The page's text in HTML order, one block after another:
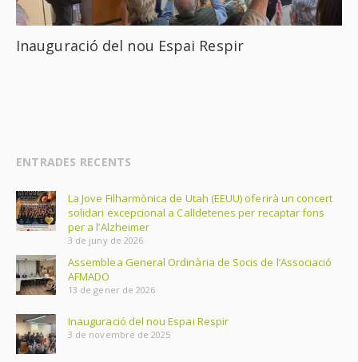
Inauguració del nou Espai Respir
ENTRADES RECENTS
La Jove Filharmònica de Utah (EEUU) oferirà un concert
solidari excepcional a Calldetenes per recaptar fons
per a l’Alzheimer
3 de juny de 2026
Assemblea General Ordinària de Socis de l’Associació
AFMADO
13 de gener de 2026
Inauguració del nou Espai Respir
3 de novembre de 2025